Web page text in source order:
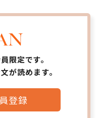
限定です。
が読めます。
登録